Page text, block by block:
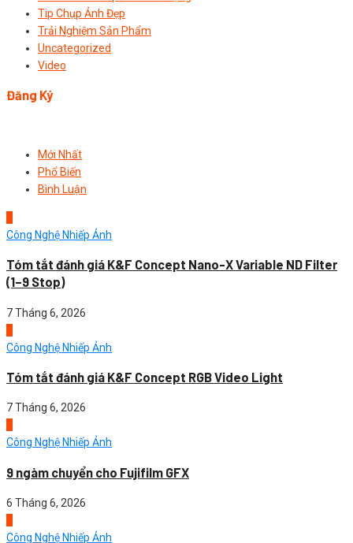
Tip Chụp Ảnh Đẹp
Trải Nghiệm Sản Phẩm
Uncategorized
Video
Đăng Ký
Mới Nhất
Phổ Biến
Bình Luận
Công Nghệ Nhiếp Ảnh
Tóm tắt đánh giá K&F Concept Nano-X Variable ND Filter
(1–9 Stop)
7 Tháng 6, 2026
Công Nghệ Nhiếp Ảnh
Tóm tắt đánh giá K&F Concept RGB Video Light
7 Tháng 6, 2026
Công Nghệ Nhiếp Ảnh
9 ngàm chuyển cho Fujifilm GFX
6 Tháng 6, 2026
Công Nghệ Nhiếp Ảnh